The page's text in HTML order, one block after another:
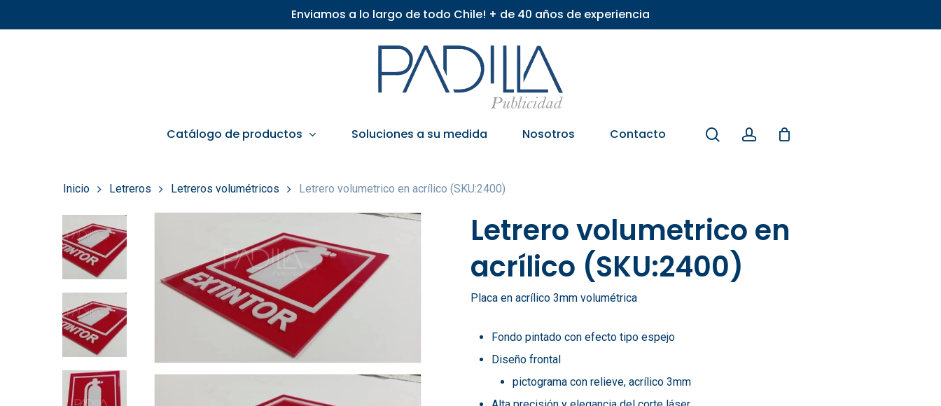
to
Enviamos a lo largo de todo Chile! + de 40 años de experiencia
Catálogo de productos Soluciones a su medida Nosotros Contacto searchaccount
Inicio Letreros Letreros volumétricos Letrero volumetrico en acrílico (SKU:2400)
Letrero volumetrico en
acrílico (SKU:2400)
Placa en acrílico 3mm volumétrica
Fondo pintado con efecto tipo espejo
Diseño frontal
pictograma con relieve, acrílico 3mm